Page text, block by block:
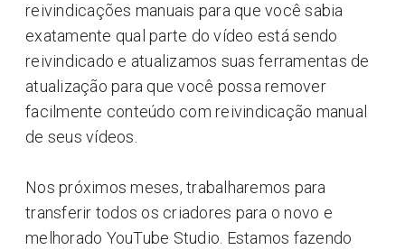
reivindicações manuais para que você sabia
exatamente qual parte do vídeo está sendo
reivindicado e atualizamos suas ferramentas de
atualização para que você possa remover
facilmente conteúdo com reivindicação manual
de seus vídeos.
Nos próximos meses, trabalharemos para
transferir todos os criadores para o novo e
melhorado YouTube Studio. Estamos fazendo